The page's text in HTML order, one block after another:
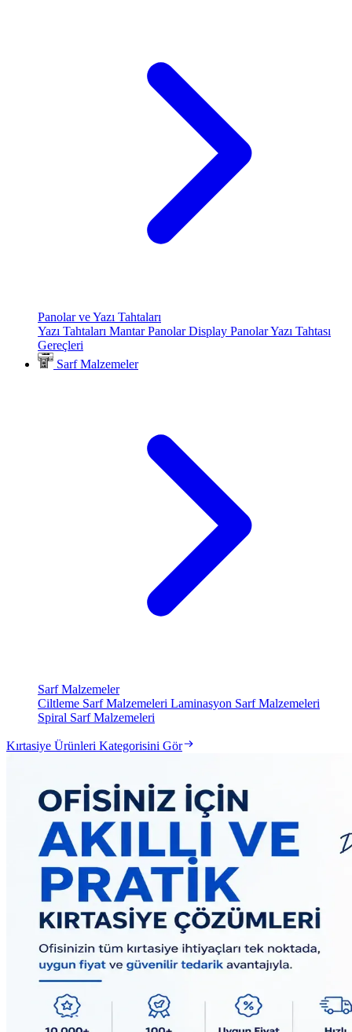
Panolar ve Yazı Tahtaları
Yazı Tahtaları Mantar PanolarDisplay PanolarYazı Tahtası
Gereçleri
Sarf Malzemeler
Sarf Malzemeler
Ciltleme Sarf Malzemeleri Laminasyon Sarf Malzemeleri
Spiral Sarf Malzemeleri
Kırtasiye Ürünleri Kategorisini Gör